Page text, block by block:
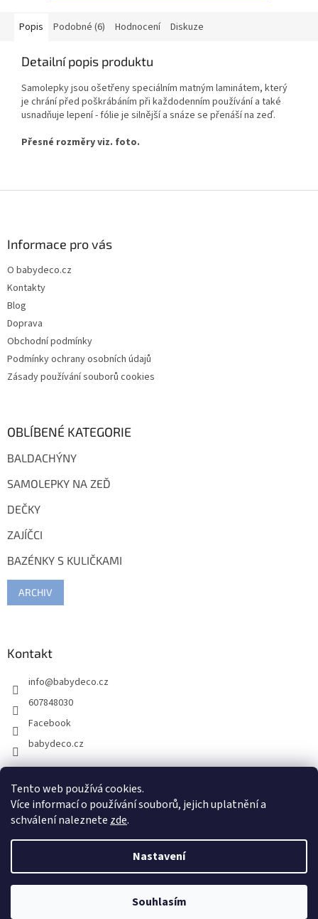
Tento web používá cookies.
Více informací o používání souborů, jejich uplatnění a
schválení naleznete zde.
Nastavení
Souhlasím
Popis Podobné (6) Hodnocení Diskuze
Detailní popis produktu
Samolepky jsou ošetřeny speciálním matným laminátem, který
je chrání před poškrábáním při každodenním používání a také
usnadňuje lepení - fólie je silnější a snáze se přenáší na zeď.
Přesné rozměry viz. foto.
Informace pro vás
O babydeco.cz
Kontakty
Blog
Doprava
Obchodní podmínky
Podmínky ochrany osobních údajů
Zásady používání souborů cookies
OBLÍBENÉ KATEGORIE
BALDACHÝNY
SAMOLEPKY NA ZEĎ
DEČKY
ZAJÍČCI
BAZÉNKY S KULIČKAMI
ARCHIV
Kontakt
info@babydeco.cz
607848030
Facebook
babydeco.cz
Vytvořil Shoptet
babydeco.cz. Všechna práva vyhrazena.